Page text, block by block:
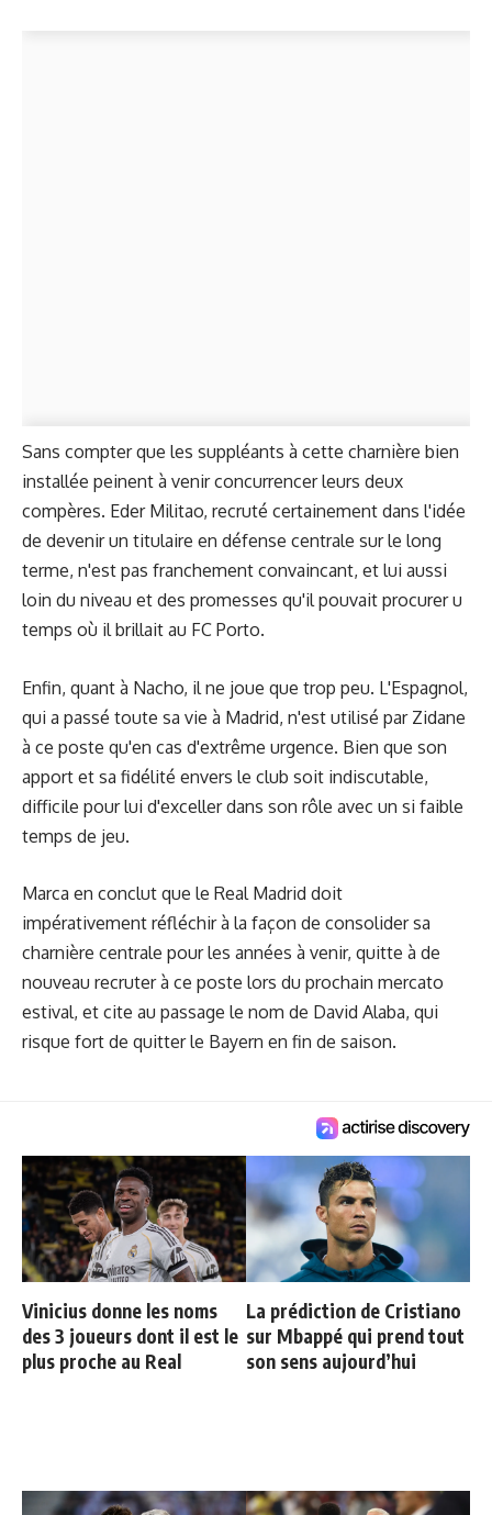
Sans compter que les suppléants à cette charnière bien
installée peinent à venir concurrencer leurs deux
compères. Eder Militao, recruté certainement dans l'idée
de devenir un titulaire en défense centrale sur le long
terme, n'est pas franchement convaincant, et lui aussi
loin du niveau et des promesses qu'il pouvait procurer u
temps où il brillait au FC Porto.
Enfin, quant à Nacho, il ne joue que trop peu. L'Espagnol,
qui a passé toute sa vie à Madrid, n'est utilisé par Zidane
à ce poste qu'en cas d'extrême urgence. Bien que son
apport et sa fidélité envers le club soit indiscutable,
difficile pour lui d'exceller dans son rôle avec un si faible
temps de jeu.
Marca en conclut que le Real Madrid doit
impérativement réfléchir à la façon de consolider sa
charnière centrale pour les années à venir, quitte à de
nouveau recruter à ce poste lors du prochain mercato
estival, et cite au passage le nom de David Alaba, qui
risque fort de quitter le Bayern en fin de saison.
Vinicius donne les noms
des 3 joueurs dont il est le
plus proche au Real
La prédiction de Cristiano
sur Mbappé qui prend tout
son sens aujourd’hui